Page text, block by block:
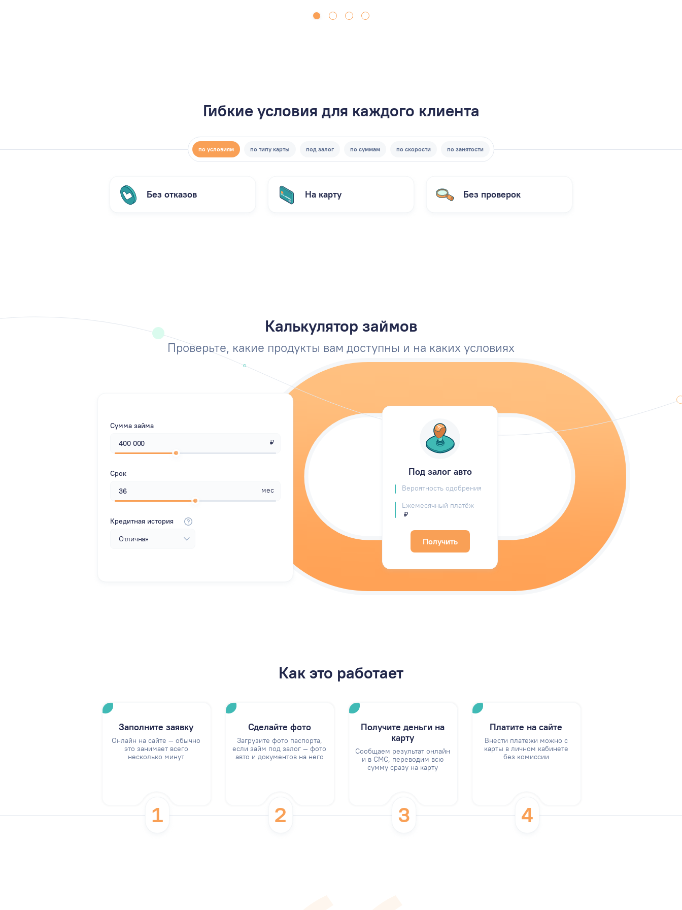
Гибкие условия для каждого клиента
по условиям по типу карты под залог по суммам по скорости по занятости
Без отказов На карту Без проверок
Калькулятор займов
Проверьте, какие продукты вам доступны и на каких условиях
Сумма займа
₽
Срок
мес
Кредитная история
Под залог авто
Вероятность одобрения
Ежемесячный платёж
₽
Получить
Как это работает
Заполните заявку
Онлайн на сайте — обычно
это занимает всего
несколько минут
1
Сделайте фото
Загрузите фото паспорта,
если займ под залог — фото
авто и документов на него
2
Получите деньги на
карту
Сообщаем результат онлайн
и в СМС, переводим всю
сумму сразу на карту
3
Платите на сайте
Внести платежи можно с
карты в личном кабинете
без комиссии
4